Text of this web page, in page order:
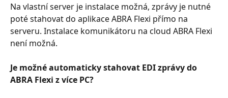
Na vlastní server je instalace možná, zprávy je nutné
poté stahovat do aplikace ABRA Flexi přímo na
serveru. Instalace komunikátoru na cloud ABRA Flexi
není možná.
Je možné automaticky stahovat EDI zprávy do
ABRA Flexi z více PC?